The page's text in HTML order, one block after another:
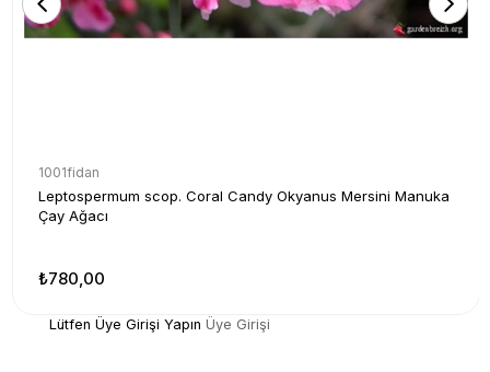
1001fidan
Leptospermum scop. Coral Candy Okyanus Mersini Manuka
Çay Ağacı
₺780,00
Lütfen Üye Girişi Yapın Üye Girişi